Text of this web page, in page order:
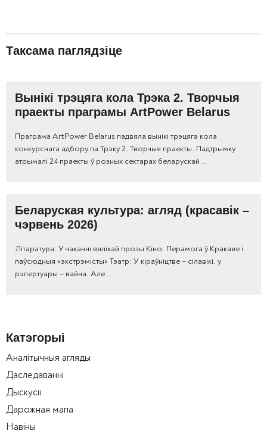
Таксама паглядзіце
Вынікі трэцяга кола Трэка 2. Творчыя
праекты праграмы ArtPower Belarus
Праграма ArtPower Belarus падвяла вынікі трэцяга кола
конкурснага адбору па Трэку 2. Творчыя праекты. Падтрымку
атрымалі 24 праекты ў розных сектарах беларускай …
Беларуская культура: агляд (красавік –
чэрвень 2026)
Літаратура: У чаканні вялікай прозы Кіно: Перамога ў Кракаве і
паўсюдныя «экстрэмісты» Тэатр: У кіраўніцтве – сілавікі, у
рэпертуары – вайна. Але …
Катэгорыі
Аналітычныя агляды
Даследаванні
Дыскусіі
Дарожная мапа
Навіны